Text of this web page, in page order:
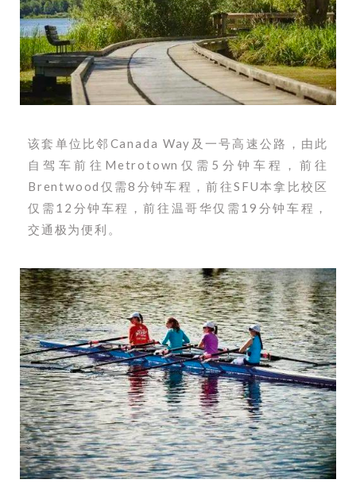
该套单位比邻Canada Way及一号高速公路，由此
自驾车前往Metrotown仅需5分钟车程，前往
Brentwood仅需8分钟车程，前往SFU本拿比校区
仅需12分钟车程，前往温哥华仅需19分钟车程，
交通极为便利。